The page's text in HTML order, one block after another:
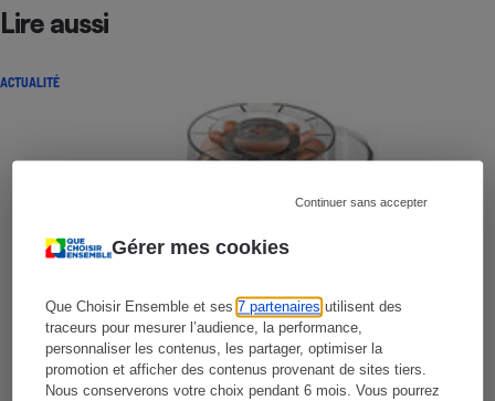
Gérer mes cookies
Que Choisir Ensemble et ses7 partenaires utilisent des
traceurs pour mesurer l’audience, la performance,
personnaliser les contenus, les partager, optimiser la
promotion et afficher des contenus provenant de sites tiers.
Nous conserverons votre choix pendant 6 mois. Vous pourrez
Continuer sans accepter
Lire aussi
ACTUALITÉ